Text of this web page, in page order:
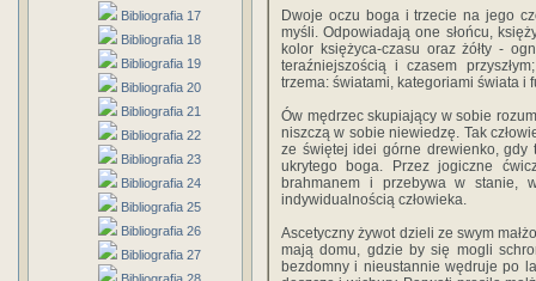
Bibliografia 17
Bibliografia 18
Bibliografia 19
Bibliografia 20
Bibliografia 21
Bibliografia 22
Bibliografia 23
Bibliografia 24
Bibliografia 25
Bibliografia 26
Bibliografia 27
Dwoje oczu boga i trzecie na jego
myśli. Odpowiadają one słońcu,
kolor księżyca-czasu oraz żółty -
teraźniejszością i czasem
trzema: światami, kategoriami świata i
Ów mędrzec skupiający w sobie
niszczą w sobie niewiedzę. Tak
ze świętej idei górne drewienko, gdy
ukrytego boga. Przez jogiczne
brahmanem i przebywa w stanie,
indywidualnością człowieka.
Ascetyczny żywot dzieli ze swym
mają domu, gdzie by się mogli
bezdomny i nieustannie wędruje po